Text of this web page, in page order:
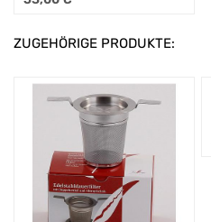
ZUGEHÖRIGE PRODUKTE:
Papier-